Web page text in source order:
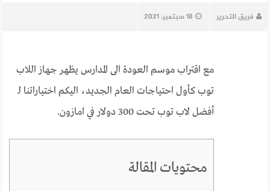
فريق التحرير 18 سبتمبر، 2021
مع اقتراب موسم العودة الى المدارس يظهر جهاز اللاب
توب كأول احتياجات العام الجديد، اليكم اختياراتنا لـ
أفضل لاب توب تحت 300 دولار في امازون.
محتويات المقالة